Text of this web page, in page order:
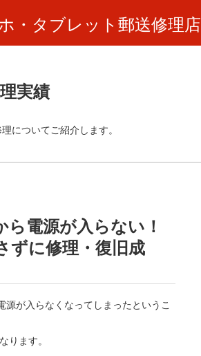
・タブレット郵送修理店
実績
についてご紹介します。
電源が入らない！
ずに修理・復旧成
が入らなくなってしまったというこ
ります。